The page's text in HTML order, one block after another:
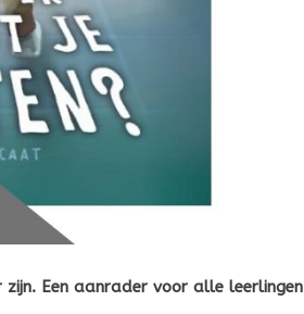
Een aanrader voor alle leerlingen